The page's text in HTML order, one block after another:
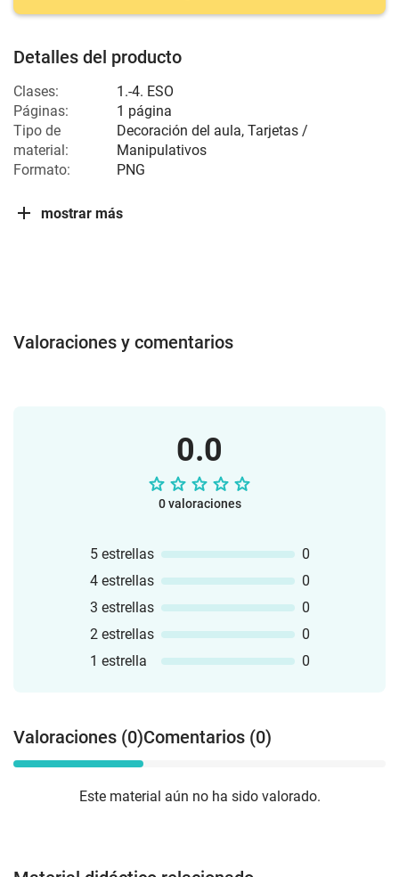
Detalles del producto
Clases:
1.-4. ESO
Páginas:
1 página
Tipo de
material:
Decoración del aula, Tarjetas /
Manipulativos
Formato:
PNG
mostrar más
Valoraciones y comentarios
0.0
0 valoraciones
5 estrellas
0
4 estrellas
0
3 estrellas
0
2 estrellas
0
1 estrella
0
Valoraciones (0)Comentarios (0)
Este material aún no ha sido valorado.